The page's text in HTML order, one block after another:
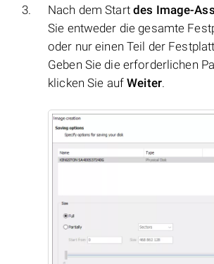
Nach dem Start des Image-
Sie entweder die gesamte
oder nur einen Teil der
Geben Sie die erforderlichen
klicken Sie aufWeiter.